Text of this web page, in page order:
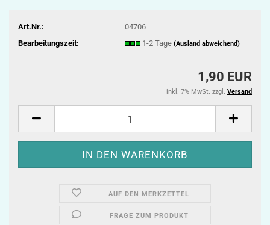
Art.Nr.:
04706
Bearbeitungszeit:
1-2 Tage (Ausland abweichend)
1,90 EUR
inkl. 7% MwSt. zzgl. Versand
AUF DEN MERKZETTEL
FRAGE ZUM PRODUKT